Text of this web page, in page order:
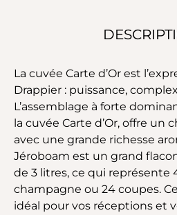
La cuvée Carte d’Or est
Drappier : puissance,
L’assemblage à forte
la cuvée Carte d’Or, offre un
avec une grande richesse
Jéroboam est un grand
de 3 litres, ce qui représente
champagne ou 24 coupes.
idéal pour vos réceptions et